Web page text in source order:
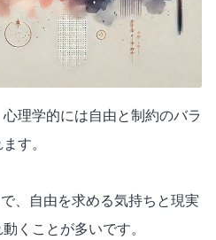
心理学的には自由と制約のバラ
す。
、自由を求める気持ちと現実
くことが多いです。